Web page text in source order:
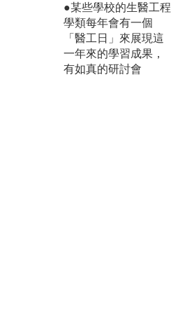
●某些學校的生醫工程
學類每年會有一個
「醫工日」來展現這
一年來的學習成果，
有如真的研討會